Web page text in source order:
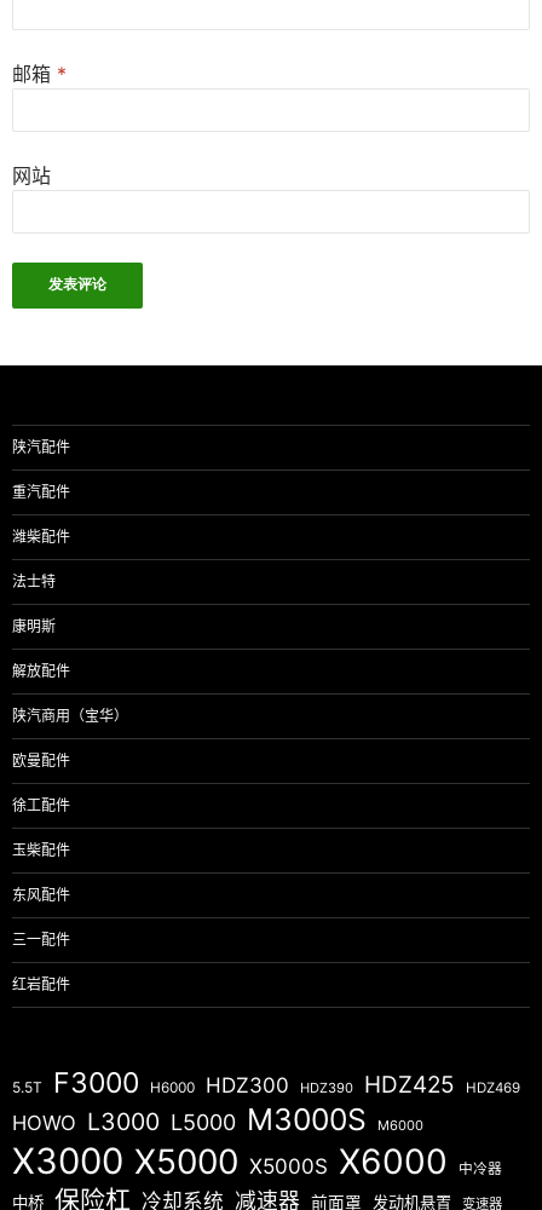
邮箱 *
网站
陕汽配件
重汽配件
潍柴配件
法士特
康明斯
解放配件
陕汽商用（宝华）
欧曼配件
徐工配件
玉柴配件
东风配件
三一配件
红岩配件
5.5T F3000 H6000 HDZ300 HDZ390 HDZ425 HDZ469
HOWO L3000 L5000 M3000S M6000
X3000 X5000 X5000S X6000 中冷器
中桥 保险杠 冷却系统 减速器 前面罩 发动机悬置 变速器